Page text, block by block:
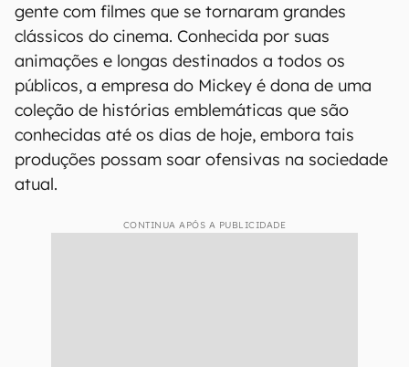
gente com filmes que se tornaram grandes
clássicos do cinema. Conhecida por suas
animações e longas destinados a todos os
públicos, a empresa do Mickey é dona de uma
coleção de histórias emblemáticas que são
conhecidas até os dias de hoje, embora tais
produções possam soar ofensivas na sociedade
atual.
CONTINUA APÓS A PUBLICIDADE